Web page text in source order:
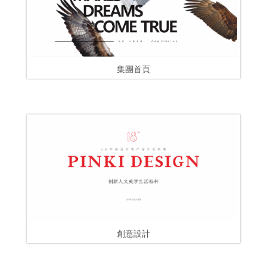
集團首頁
創意設計